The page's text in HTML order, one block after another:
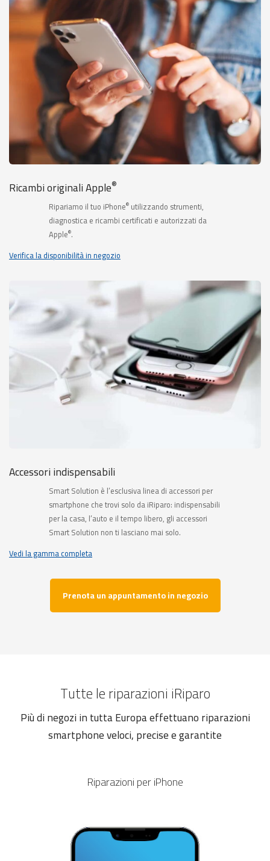
Ricambi originali Apple®
Ripariamo il tuo iPhone® utilizzando strumenti,
diagnostica e ricambi certificati e autorizzati da
Apple®.
Verifica la disponibilità in negozio
Accessori indispensabili
Smart Solution è l’esclusiva linea di accessori per
smartphone che trovi solo da iRiparo: indispensabili
per la casa, l’auto e il tempo libero, gli accessori
Smart Solution non ti lasciano mai solo.
Vedi la gamma completa
Prenota un appuntamento in negozio
Tutte le riparazioni iRiparo
Più di negozi in tutta Europa effettuano riparazioni
smartphone veloci, precise e garantite
Riparazioni per iPhone